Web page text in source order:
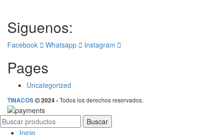
Siguenos:
Facebook Whatsapp Instagram
Pages
Uncategorized
TINACOS 2024 -Todos los derechos reservados.
Buscar
Inicio